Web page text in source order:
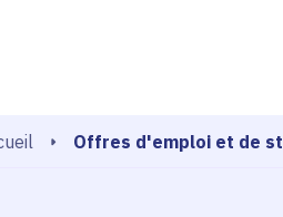
Offres d'emploi et de